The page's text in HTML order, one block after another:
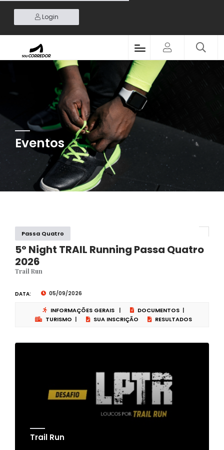
Login
Eventos
Passa Quatro
5° Night TRAIL Running Passa Quatro
2026
Trail Run
DATA: 05/09/2026
INFORMAÇÕES GERAIS | DOCUMENTOS |
TURISMO | SUA INSCRIÇÃO RESULTADOS
Trail Run